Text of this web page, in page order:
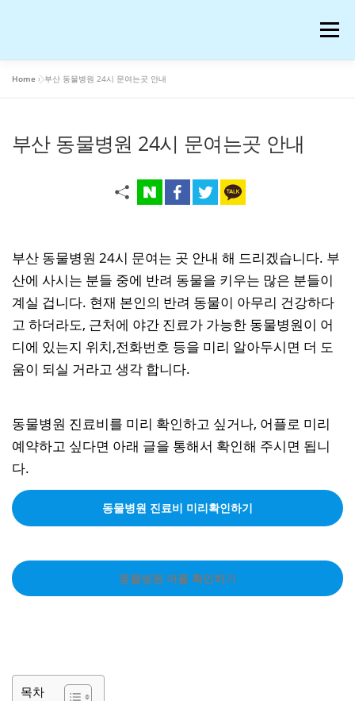
메뉴
AI 연구 워드프레스 일기 온라인 강의 후기
반려동물 화장품
애니메이션 블로그 꿀팁 피아노 음악
프로그램 IT 저작권과 법
Home »부산 동물병원 24시 문여는곳 안내
부산 동물병원 24시 문여는곳 안내
부산 동물병원 24시 문여는 곳 안내 해 드리겠습니다. 부
산에 사시는 분들 중에 반려 동물을 키우는 많은 분들이
계실 겁니다. 현재 본인의 반려 동물이 아무리 건강하다
고 하더라도, 근처에 야간 진료가 가능한 동물병원이 어
디에 있는지 위치,전화번호 등을 미리 알아두시면 더 도
움이 되실 거라고 생각 합니다.
동물병원 진료비를 미리 확인하고 싶거나, 어플로 미리
예약하고 싶다면 아래 글을 통해서 확인해 주시면 됩니
다.
동물병원 진료비 미리확인하기
동물병원 어플 확인하기
목차